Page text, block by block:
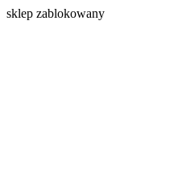
sklep zablokowany